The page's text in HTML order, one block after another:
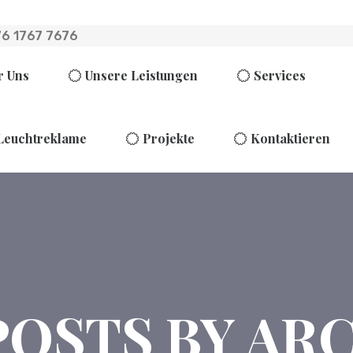
1767 7676
Uns Unsere Leistungen Services
Projekte Kontaktieren
BY